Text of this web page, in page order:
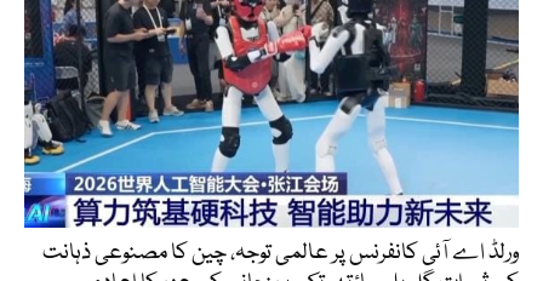
ورلڈ اے آئی کانفرنس پر عالمی توجہ، چین کا مصنوعی ذہانت